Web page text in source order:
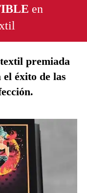
en
premiada
éxito de las